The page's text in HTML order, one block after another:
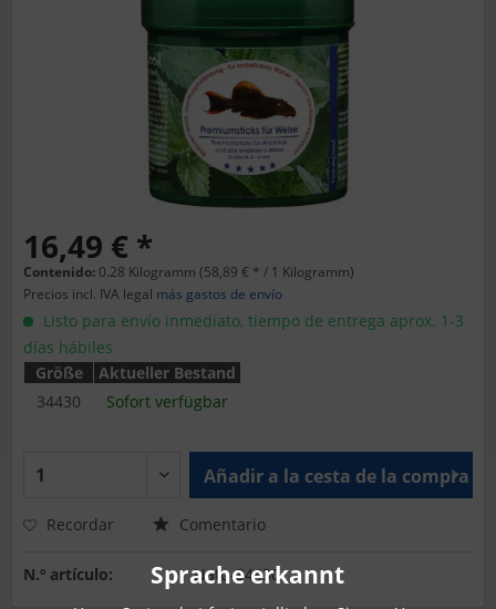
16,49 € *
Contenido: 0.28 Kilogramm (58,89 € * / 1 Kilogramm)
Precios incl. IVA legal más gastos de envío
Listo para envío inmediato, tiempo de entrega aprox. 1-3
días hábiles
Größe
Aktueller Bestand
34430
Sofort verfügbar
Añadir a la cesta de la compra
Recordar Comentario
N.º artículo: Natu-34430
Sprache erkannt